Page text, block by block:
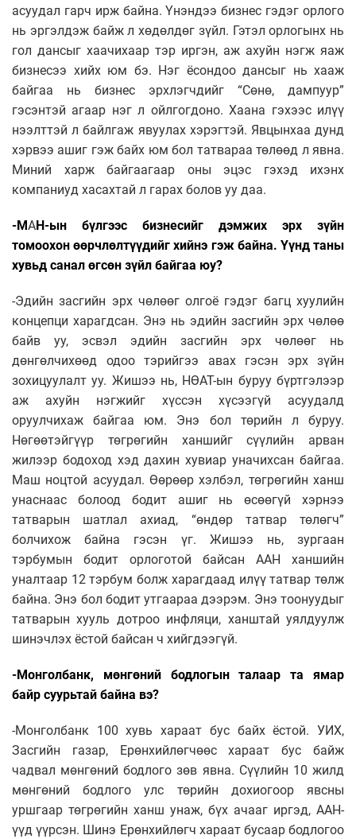
асуудал гарч ирж байна. Үнэндээ бизнес гэдэг орлого
нь эргэлдэж байж л хөдөлдөг зүйл. Гэтэл орлогынх нь
гол дансыг хаачихаар тэр иргэн, аж ахуйн нэгж яаж
бизнесээ хийх юм бэ. Нэг ёсондоо дансыг нь хааж
байгаа нь бизнес эрхлэгчдийг “Сөнө, дампуур”
гэсэнтэй агаар нэг л ойлгогдоно. Хаана гэхээс илүү
нээлттэй л байлгаж явуулах хэрэгтэй. Явцынхаа дунд
хэрвээ ашиг гэж байх юм бол татвараа төлөөд л явна.
Миний харж байгаагаар оны эцэс гэхэд ихэнх
компаниуд хасахтай л гарах болов уу даа.
-МАН-ын бүлгээс бизнесийг дэмжих эрх зүйн
томоохон өөрчлөлтүүдийг хийнэ гэж байна. Үүнд таны
хувьд санал өгсөн зүйл байгаа юу?
-Эдийн засгийн эрх чөлөөг олгоё гэдэг багц хуулийн
концепци харагдсан. Энэ нь эдийн засгийн эрх чөлөө
байв уу, эсвэл эдийн засгийн эрх чөлөөг нь
дөнгөлчихөөд одоо тэрийгээ авах гэсэн эрх зүйн
зохицуулалт уу. Жишээ нь, НӨАТ-ын буруу бүртгэлээр
аж ахуйн нэгжийг хүссэн хүсээгүй асуудалд
оруулчихаж байгаа юм. Энэ бол төрийн л буруу.
Нөгөөтэйгүүр төгрөгийн ханшийг сүүлийн арван
жилээр бодоход хэд дахин хувиар уначихсан байгаа.
Маш ноцтой асуудал. Өөрөөр хэлбэл, төгрөгийн ханш
унаснаас болоод бодит ашиг нь өсөөгүй хэрнээ
татварын шатлал ахиад, “өндөр татвар төлөгч”
болчихож байна гэсэн үг. Жишээ нь, зургаан
тэрбумын бодит орлоготой байсан ААН ханшийн
уналтаар 12 тэрбум болж харагдаад илүү татвар төлж
байна. Энэ бол бодит утгаараа дээрэм. Энэ тоонуудыг
татварын хууль дотроо инфляци, ханштай уялдуулж
шинэчлэх ёстой байсан ч хийгдээгүй.
-Монголбанк, мөнгөний бодлогын талаар та ямар
байр суурьтай байна вэ?
-Монголбанк 100 хувь хараат бус байх ёстой. УИХ,
Засгийн газар, Ерөнхийлөгчөөс хараат бус байж
чадвал мөнгөний бодлого зөв явна. Сүүлийн 10 жилд
мөнгөний бодлого улс төрийн дохиогоор явсны
уршгаар төгрөгийн ханш унаж, бүх ачааг иргэд, ААН-
үүд үүрсэн. Шинэ Ерөнхийлөгч хараат бусаар бодлогоо